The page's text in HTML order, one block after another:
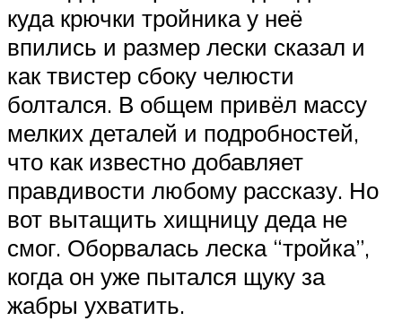
куда крючки тройника у неё
впились и размер лески сказал и
как твистер сбоку челюсти
болтался. В общем привёл массу
мелких деталей и подробностей,
что как известно добавляет
правдивости любому рассказу. Но
вот вытащить хищницу деда не
смог. Оборвалась леска “тройка”,
когда он уже пытался щуку за
жабры ухватить.